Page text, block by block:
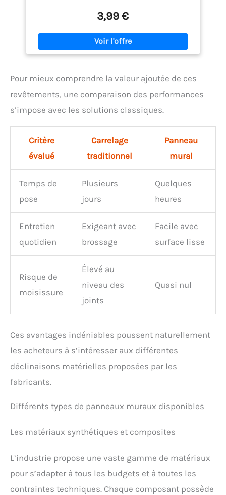
végétale gros travaux permet d'assurer le lessivage
des murs et des plafonds, le nettoyage de peinture
et le décollage des papiers peints IDEAL NETTOYAGE :
Grâce à son haut pouvoir absorbant et son origine
naturelle, l'éponge permet de nettoyer tous les
tous les recoins et accès difficiles pour un travail
parfait lors des travaux et un nettoyage complet
des petits espaces. HAUTE QUALITE FRANCAISE :
Notre éponge est fabriquée en France pour vous
sans que l'éponge ne s'abime. Nous sommes fiers
de garantir un fort taux de satisfaction
3,99 €
Pour mieux comprendre la valeur ajoutée de ces
revêtements, une comparaison des performances
s’impose avec les solutions classiques.
Critère
évalué
Carrelage
traditionnel
Panneau
mural
Temps de
pose
Plusieurs
jours
Quelques
heures
Entretien
quotidien
Exigeant avec
brossage
Facile avec
surface lisse
Risque de
moisissure
Élevé au
niveau des
joints
Quasi nul
Ces avantages indéniables poussent naturellement
les acheteurs à s’intéresser aux différentes
déclinaisons matérielles proposées par les
fabricants.
Différents types de panneaux muraux disponibles
Les matériaux synthétiques et composites
L’industrie propose une vaste gamme de matériaux
pour s’adapter à tous les budgets et à toutes les
contraintes techniques. Chaque composant possède